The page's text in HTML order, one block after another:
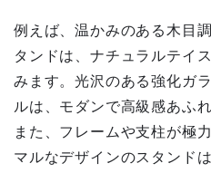
例えば、温かみのある木目
タンドは、ナチュラルテイ
みます。光沢のある強化ガ
ルは、モダンで高級感あふ
また、フレームや支柱が極
マルなデザインのスタンド